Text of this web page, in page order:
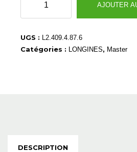
L24094876
AJOUTER
UGS : L2.409.4.87.6
Catégories : LONGINES, Master
DESCRIPTION